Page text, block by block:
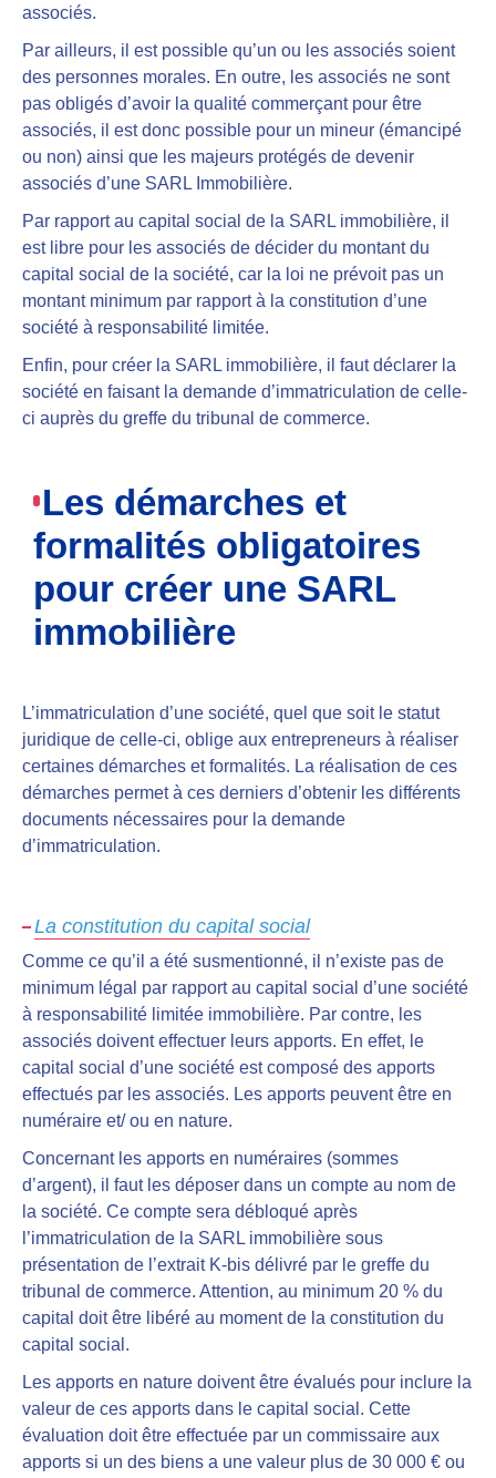
associés.
Par ailleurs, il est possible qu’un ou les associés soient
des personnes morales. En outre, les associés ne sont
pas obligés d’avoir la qualité commerçant pour être
associés, il est donc possible pour un mineur (émancipé
ou non) ainsi que les majeurs protégés de devenir
associés d’une SARL Immobilière.
Par rapport au capital social de la SARL immobilière, il
est libre pour les associés de décider du montantdu
capital social de la société, car la loi ne prévoit pas un
montant minimum par rapport à la constitution d’une
société à responsabilité limitée.
Enfin, pour créer la SARL immobilière, il fautdéclarer la
société en faisant la demande d’immatriculation de celle-
ci auprès du greffe du tribunal de commerce.
Les démarches et
formalités obligatoires
pour créer une SARL
immobilière
L’immatriculation d’une société, quel que soit le statut
juridique de celle-ci, oblige aux entrepreneurs à réaliser
certaines démarches et formalités. La réalisation de ces
démarches permet à ces derniers d’obtenir les différents
documents nécessaires pour la demande
d’immatriculation.
La constitution du capital social
Comme ce qu’il a été susmentionné, il n’existe pas de
minimum légal par rapport au capital social d’une société
à responsabilité limitée immobilière. Par contre, les
associés doivent effectuer leurs apports. En effet, le
capital social d’une société est composé des apports
effectués par les associés. Les apports peuvent être en
numéraire et/ ou en nature.
Concernant les apports en numéraires (sommes
d’argent), il faut les déposer dans un compte au nom de
la société. Ce compte sera débloqué après
l’immatriculation de la SARL immobilière sous
présentation de l’extrait K-bis délivré par le greffe du
tribunal de commerce. Attention, au minimum 20 % du
capital doit être libéré au moment de la constitution du
capital social.
Les apports en nature doivent être évalués pour inclure la
valeur de ces apports dans le capital social . Cette
évaluation doit être effectuée par un commissaire aux
apports si un des biens a une valeur plus de 30 000 € ou